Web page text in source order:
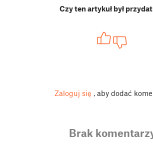
Czy ten artykuł był
Zaloguj się , aby dodać
Brak